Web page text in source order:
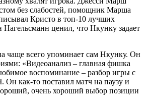
без слабостей, помощник Марша
Кристо в топ-10 лучших
ценил, что Нкунку задает
чаще всего упоминает сам Нкунку. Он
«Видеоанализ – главная фишка
воспоминание – разбор игры с
как-то поставил матч на паузу и
очень хороший выбор позиции